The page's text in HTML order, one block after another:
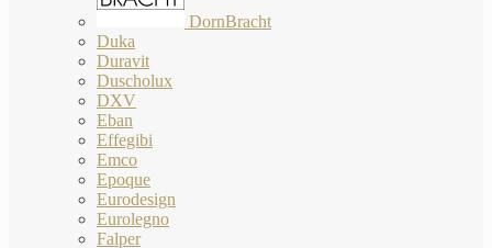
DornBracht
Duka
Duravit
Duscholux
DXV
Eban
Effegibi
Emco
Epoque
Eurodesign
Eurolegno
Falper